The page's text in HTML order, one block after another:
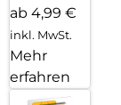
ab 4,99 €
inkl. MwSt.
Mehr
erfahren